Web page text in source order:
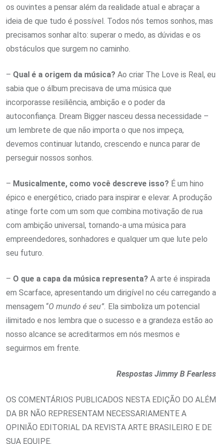
os ouvintes a pensar além da realidade atual e abraçar a
ideia de que tudo é possível. Todos nós temos sonhos, mas
precisamos sonhar alto: superar o medo, as dúvidas e os
obstáculos que surgem no caminho.
– Qual é a origem da música? Ao criar The Love is Real, eu
sabia que o álbum precisava de uma música que
incorporasse resiliência, ambição e o poder da
autoconfiança. Dream Bigger nasceu dessa necessidade –
um lembrete de que não importa o que nos impeça,
devemos continuar lutando, crescendo e nunca parar de
perseguir nossos sonhos.
– Musicalmente, como você descreve isso? É um hino
épico e energético, criado para inspirar e elevar. A produção
atinge forte com um som que combina motivação de rua
com ambição universal, tornando-a uma música para
empreendedores, sonhadores e qualquer um que lute pelo
seu futuro.
– O que a capa da música representa? A arte é inspirada
em Scarface, apresentando um dirigível no céu carregando a
mensagem “O mundo é seu”. Ela simboliza um potencial
ilimitado e nos lembra que o sucesso e a grandeza estão ao
nosso alcance se acreditarmos em nós mesmos e
seguirmos em frente.
Respostas Jimmy B Fearless
OS COMENTÁRIOS PUBLICADOS NESTA EDIÇÃO DO ALÉM
DA BR NÃO REPRESENTAM NECESSARIAMENTE A
OPINIÃO EDITORIAL DA REVISTA ARTE BRASILEIRO E DE
SUA EQUIPE.